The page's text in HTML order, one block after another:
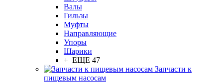
Валы
Гильзы
Муфты
Направляющие
Упоры
Шарики
+ ЕЩЕ 47
Запчасти к
пищевым насосам